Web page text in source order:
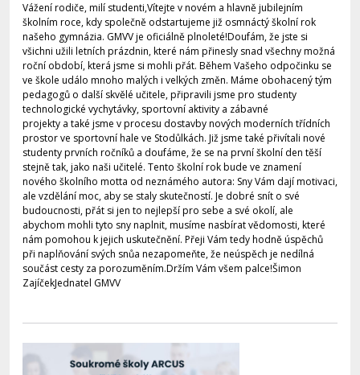
Vážení rodiče, milí studenti,Vítejte v novém a hlavně jubilejním
školním roce, kdy společně odstartujeme již osmnáctý školní rok
našeho gymnázia. GMVV je oficiálně plnoleté!Doufám, že jste si
všichni užili letních prázdnin, které nám přinesly snad všechny možná
roční období, která jsme si mohli přát. Během Vašeho odpočinku se
ve škole událo mnoho malých i velkých změn. Máme obohacený tým
pedagogů o další skvělé učitele, připravili jsme pro studenty
technologické vychytávky, sportovní aktivity a zábavné
projekty a také jsme v procesu dostavby nových moderních třídních
prostor ve sportovní hale ve Stodůlkách. Již jsme také přivítali nové
studenty prvních ročníků a doufáme, že se na první školní den těší
stejně tak, jako naši učitelé. Tento školní rok bude ve znamení
nového školního motta od neznámého autora: Sny Vám dají motivaci,
ale vzdělání moc, aby se staly skutečností. Je dobré snít o své
budoucnosti, přát si jen to nejlepší pro sebe a své okolí, ale
abychom mohli tyto sny naplnit, musíme nasbírat vědomosti, které
nám pomohou k jejich uskutečnění. Přeji Vám tedy hodně úspěchů
při naplňování svých snůa nezapomeňte, že neúspěch je nedílná
součást cesty za porozuměním.Držím Vám všem palce!Šimon
ZajíčekJednatel GMVV